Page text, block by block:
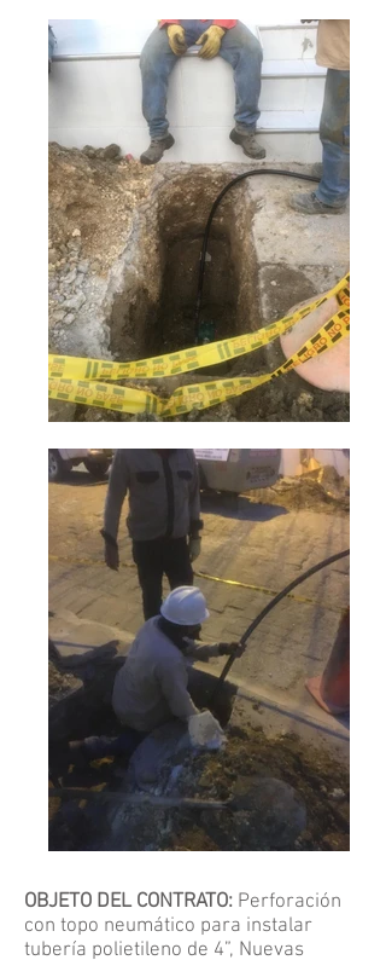
OBJETO DEL CONTRATO: Perforación
con topo neumático para instalar
tubería polietileno de 4”, Nuevas